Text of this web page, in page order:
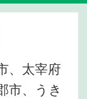
、太宰府
市、うき